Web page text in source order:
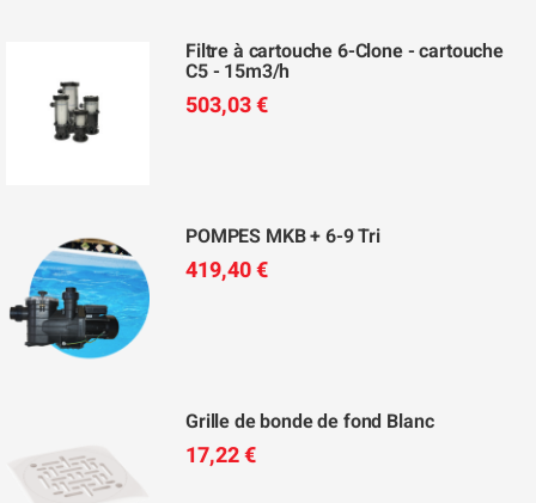
Filtre à cartouche 6-Clone - cartouche
C5 - 15m3/h
503,03 €
POMPES MKB + 6-9 Tri
419,40 €
Grille de bonde de fond Blanc
17,22 €